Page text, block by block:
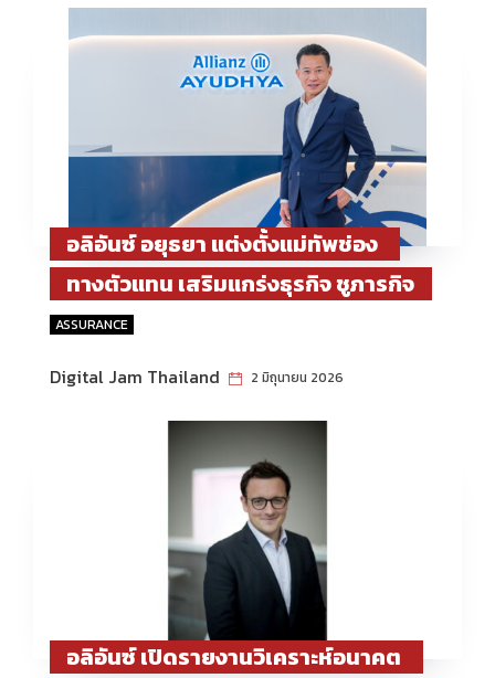
อลิอันซ์ อยุธยา แต่งตั้งแม่ทัพช่อง
ทางตัวแทน เสริมแกร่งธุรกิจ ชูภารกิจ
สร้างตัวแทนศักยภาพสูง เดินหน้า
สร้างการเติบโตอย่างมั่นคงและ
ASSURANCE
Digital Jam Thailand 2 มิถุนายน 2026
อลิอันซ์ เปิดรายงานวิเคราะห์อนาคต